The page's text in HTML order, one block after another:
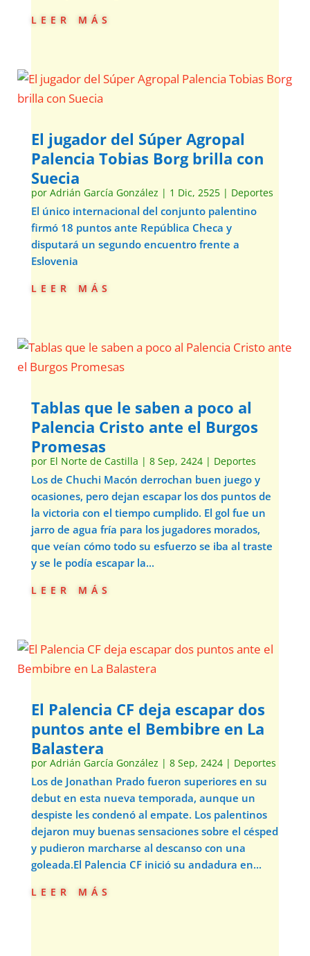
leer más
El jugador del Súper Agropal
Palencia Tobias Borg brilla con
Suecia
por Adrián García González | 1 Dic, 2525| Deportes
El único internacional del conjunto palentino
firmó 18 puntos ante República Checa y
disputará un segundo encuentro frente a
Eslovenia
leer más
Tablas que le saben a poco al
Palencia Cristo ante el Burgos
Promesas
por El Norte de Castilla | 8 Sep, 2424| Deportes
Los de Chuchi Macón derrochan buen juego y
ocasiones, pero dejan escapar los dos puntos de
la victoria con el tiempo cumplido. El gol fue un
jarro de agua fría para los jugadores morados,
que veían cómo todo su esfuerzo se iba al traste
y se le podía escapar la...
leer más
El Palencia CF deja escapar dos
puntos ante el Bembibre en La
Balastera
por Adrián García González | 8 Sep, 2424| Deportes
Los de Jonathan Prado fueron superiores en su
debut en esta nueva temporada, aunque un
despiste les condenó al empate. Los palentinos
dejaron muy buenas sensaciones sobre el césped
y pudieron marcharse al descanso con una
goleada.El Palencia CF inició su andadura en...
leer más